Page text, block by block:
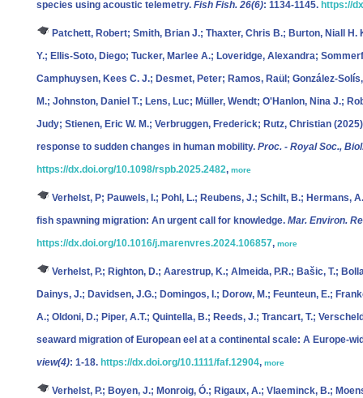
species using acoustic telemetry. Fish Fish. 26(6): 1134-1145. https://
Patchett, Robert; Smith, Brian J.; Thaxter, Chris B.; Burton, Niall H.
Y.; Ellis-Soto, Diego; Tucker, Marlee A.; Loveridge, Alexandra;
Camphuysen, Kees C. J.; Desmet, Peter; Ramos, Raül; González-
M.; Johnston, Daniel T.; Lens, Luc; Müller, Wendt; O'Hanlon, Nina J.;
Judy; Stienen, Eric W. M.; Verbruggen, Frederick; Rutz, Christian
response to sudden changes in human mobility. Proc. - Royal Soc.,
https://dx.doi.org/10.1098/rspb.2025.2482, more
Verhelst, P; Pauwels, I.; Pohl, L.; Reubens, J.; Schilt, B.; Hermans, A.
fish spawning migration: An urgent call for knowledge. Mar. Environ.
https://dx.doi.org/10.1016/j.marenvres.2024.106857, more
Verhelst, P.; Righton, D.; Aarestrup, K.; Almeida, P.R.; Bašic, T.;
Dainys, J.; Davidsen, J.G.; Domingos, I.; Dorow, M.; Feunteun, E.;
A.; Oldoni, D.; Piper, A.T.; Quintella, B.; Reeds, J.; Trancart, T.;
seaward migration of European eel at a continental scale: A
view(4): 1-18. https://dx.doi.org/10.1111/faf.12904, more
Verhelst, P.; Boyen, J.; Monroig, Ó.; Rigaux, A.; Vlaeminck, B.;